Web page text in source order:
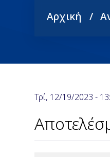
Breadcrumb
Αρχική
Τρί, 12/19/2023 -